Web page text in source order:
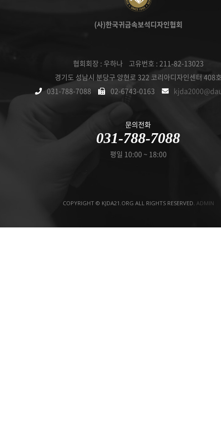
(사)한국귀금속보석디자인협회
협회회장 : 우하나 고유번호 : 211-82-13023
경기도 성남시 분당구 양현로 322 코리아디자인센터 408
031-788-7088
02-6743-0163
문의전화
031-788-7088
평일 10:00 ~ 18:00
COPYRIGHT © KJDA21.ORG ALL RIGHTS RESERVED. ADMIN